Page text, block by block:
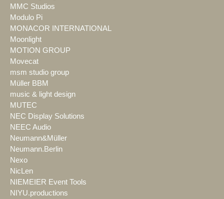
MMC Studios
Modulo Pi
MONACOR INTERNATIONAL
Moonlight
MOTION GROUP
Movecat
msm studio group
Müller BBM
music & light design
MUTEC
NEC Display Solutions
NEEC Audio
Neumann&Müller
Neumann.Berlin
Nexo
NicLen
NIEMEIER Event Tools
NIYU.productions